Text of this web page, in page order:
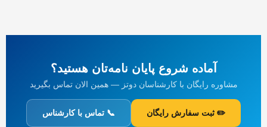
آماده شروع پایان نامه‌تان هستید؟
مشاوره رایگان با کارشناسان دوتز — همین الان تماس بگیرید
✏️ ثبت سفارش رایگان 📞 تماس با کارشناس